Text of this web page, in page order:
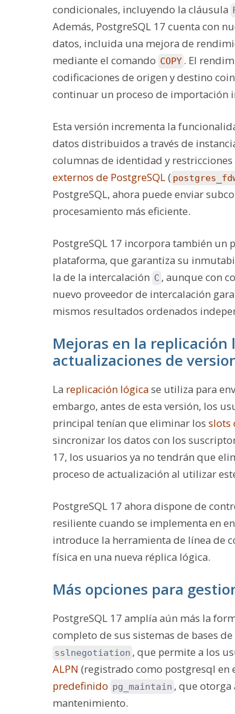
condicionales, incluyendo la cláusula
Además, PostgreSQL 17 cuenta con
datos, incluida una mejora de
mediante el comando COPY . El
codificaciones de origen y destino
continuar un proceso de importación
Esta versión incrementa la
datos distribuidos a través de
columnas de identidad y restricciones
externos de PostgreSQL(
PostgreSQL, ahora puede enviar
procesamiento más eficiente.
PostgreSQL 17 incorpora también
plataforma, que garantiza su
la de la intercalación C , aunque con
nuevo proveedor de intercalación
mismos resultados ordenados
Mejoras en la
actualizaciones de
La replicación lógicase utiliza para
embargo, antes de esta versión, los
principal tenían que eliminar los slots
sincronizar los datos con los
17, los usuarios ya no tendrán que
proceso de actualización al utilizar
PostgreSQL 17 ahora dispone de
resiliente cuando se implementa en
introduce la herramienta de línea de
física en una nueva réplica lógica.
Más opciones para
PostgreSQL 17 amplía aún más la
completo de sus sistemas de bases
sslnegotiation , que permite a los
ALPN (registrado como postgresql en
predefinido pg_maintain , que otorga
mantenimiento.